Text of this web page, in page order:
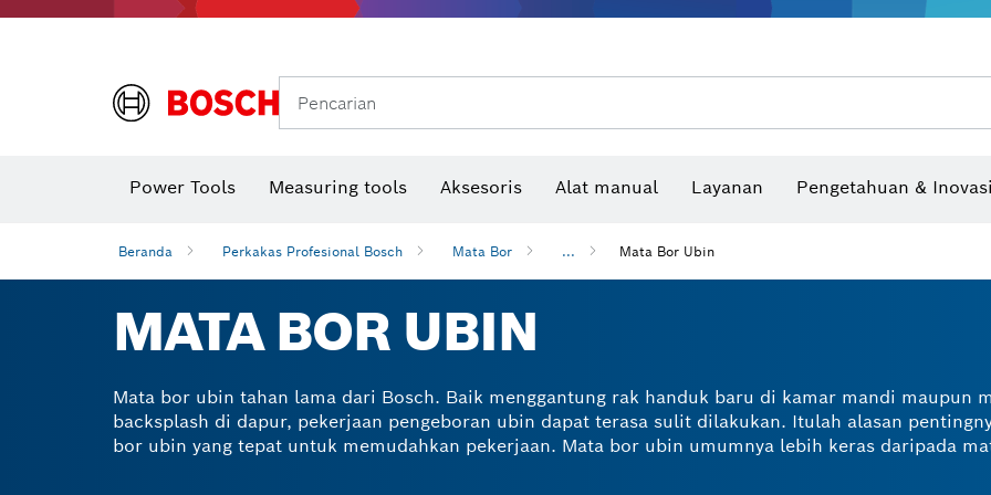
Pencarian
Power Tools Measuring tools Aksesoris Alat manual Layanan Pengetahuan & Inovasi
Beranda Perkakas Profesional Bosch Mata Bor ... Mata Bor Ubin
MATA BOR UBIN
Mata bor ubin tahan lama dari Bosch. Baik menggantung rak handuk baru di kamar mandi maupun
backsplash di dapur, pekerjaan pengeboran ubin dapat terasa sulit dilakukan. Itulah alasan
bor ubin yang tepat untuk memudahkan pekerjaan. Mata bor ubin umumnya lebih keras daripada